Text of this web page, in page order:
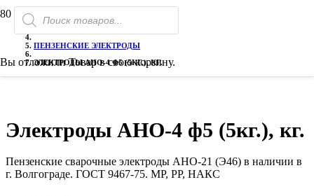
Поиск
товаров
Вы отложилиТоварв свою корзину.
ЭЛЕКТРОДЫ СВАРОЧНЫЕ
ПЕНЗЕНСКИЕ ЭЛЕКТРОДЫ
ЭЛЕКТРОДЫ АНО-4 Ф5 (5КГ.), КГ.
Электроды АНО-4 ф5 (5кг.), кг.
Пензенские сварочные электроды АНО-21 (Э46) в наличии в
г. Волгограде. ГОСТ 9467-75. МР, РР, НАКС
РАСПРОДАЖА!